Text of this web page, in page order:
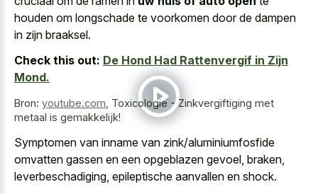
houden om longschade te voorkomen door de dampen
in zijn braaksel.
Check this out: De Hond Had Rattenvergif in Zijn
Mond.
Bron: youtube.com Toxicologie - Zinkvergiftiging met
metaal is gemakkelijk!
Symptomen van inname van zink/aluminiumfosfide
omvatten gassen en een opgeblazen gevoel, braken,
leverbeschadiging, epileptische aanvallen en shock.